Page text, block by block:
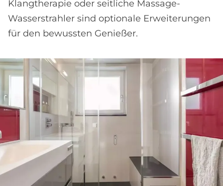
Klangtherapie oder seitliche Massage-
Wasserstrahler sind optionale Erweiterungen
für den bewussten Genießer.